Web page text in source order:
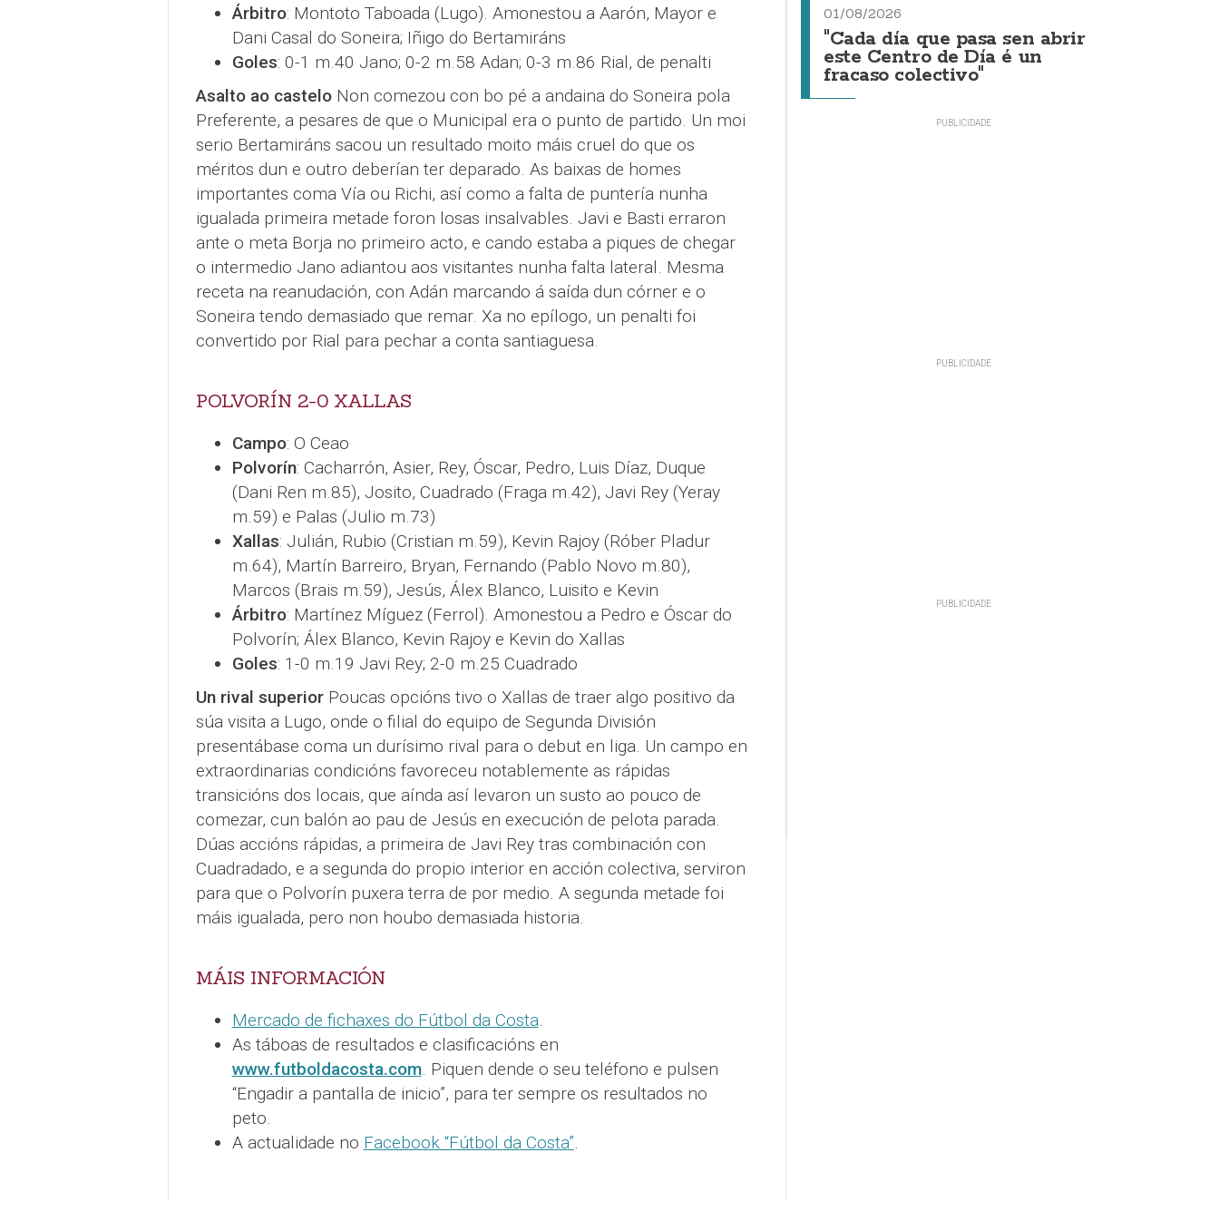
Árbitro: Montoto Taboada (Lugo). Amonestou a Aarón, Mayor e
Dani Casal do Soneira; Iñigo do Bertamiráns
Goles: 0-1 m.40 Jano; 0-2 m.58 Adan; 0-3 m.86 Rial, de penalti
Asalto ao casteloNon comezou con bo pé a andaina do Soneira pola
Preferente, a pesares de que o Municipal era o punto de partido. Un moi
serio Bertamiráns sacou un resultado moito máis cruel do que os
méritos dun e outro deberían ter deparado. As baixas de homes
importantes coma Vía ou Richi, así como a falta de puntería nunha
igualada primeira metade foron losas insalvables. Javi e Basti erraron
ante o meta Borja no primeiro acto, e cando estaba a piques de chegar
o intermedio Jano adiantou aos visitantes nunha falta lateral. Mesma
receta na reanudación, con Adán marcando á saída dun córner e o
Soneira tendo demasiado que remar. Xa no epílogo, un penalti foi
convertido por Rial para pechar a conta santiaguesa.
POLVORÍN 2-0 XALLAS
Campo: O Ceao
Polvorín: Cacharrón, Asier, Rey, Óscar, Pedro, Luis Díaz, Duque
(Dani Ren m.85), Josito, Cuadrado (Fraga m.42), Javi Rey (Yeray
m.59) e Palas (Julio m.73)
Xallas: Julián, Rubio (Cristian m.59), Kevin Rajoy (Róber Pladur
m.64), Martín Barreiro, Bryan, Fernando (Pablo Novo m.80),
Marcos (Brais m.59), Jesús, Álex Blanco, Luisito e Kevin
Árbitro: Martínez Míguez (Ferrol). Amonestou a Pedro e Óscar do
Polvorín; Álex Blanco, Kevin Rajoy e Kevin do Xallas
Goles: 1-0 m.19 Javi Rey; 2-0 m.25 Cuadrado
Un rival superiorPoucas opcións tivo o Xallas de traer algo positivo da
súa visita a Lugo, onde o filial do equipo de Segunda División
presentábase coma un durísimo rival para o debut en liga. Un campo en
extraordinarias condicións favoreceu notablemente as rápidas
transicións dos locais, que aínda así levaron un susto ao pouco de
comezar, cun balón ao pau de Jesús en execución de pelota parada.
Dúas accións rápidas, a primeira de Javi Rey tras combinación con
Cuadradado, e a segunda do propio interior en acción colectiva, serviron
para que o Polvorín puxera terra de por medio. A segunda metade foi
máis igualada, pero non houbo demasiada historia.
MÁIS INFORMACIÓN
Mercado de fichaxes do Fútbol da Costa.
As táboas de resultados e clasificacións en
www.futboldacosta.com. Piquen dende o seu teléfono e pulsen
“Engadir a pantalla de inicio”, para ter sempre os resultados no
peto.
A actualidade no Facebook “Fútbol da Costa”.
01/08/2026
"Cada día que pasa sen abrir
este Centro de Día é un
fracaso colectivo"